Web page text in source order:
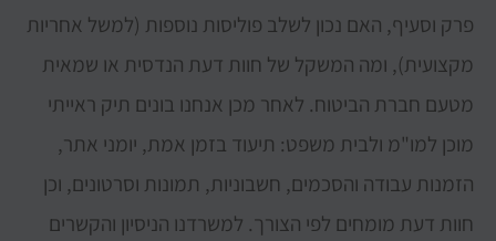
פרק וסעיף, האם נכון לשלב פוליסות נוספות (למשל אחריות
מקצועית), ומה המשקל של חוות דעת הנדסית או שמאית
מטעם חברת הביטוח. לאחר מכן אנחנו בונים תיק ראייתי
מוכן למו"מ ולבית משפט: תיעוד בזמן אמת, יומני אתר,
הזמנות עבודה והסכמים, חשבוניות, תמונות וסרטונים, וכן
חוות דעת מומחים לפי הצורך. למשרדנו הניסיון והקשרים